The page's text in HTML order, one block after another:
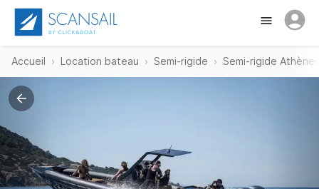
Accueil Location bateau Semi-rigide Semi-rigide Athènes